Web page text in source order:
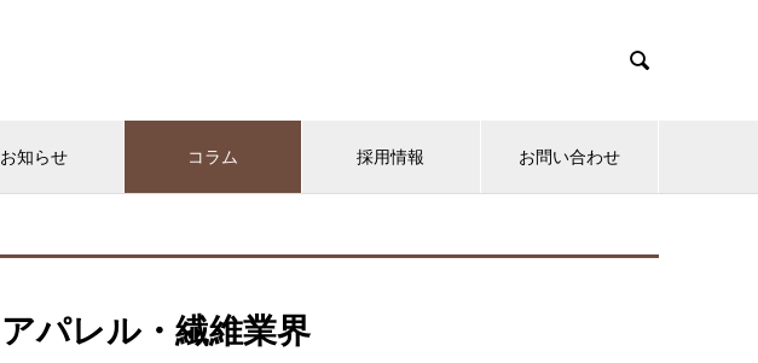

お知らせ コラム 採用情報 お問い合わせ
アパレル・繊維業界